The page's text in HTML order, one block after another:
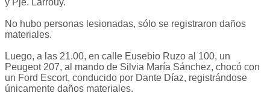
y Pje. Larrouy.
No hubo personas lesionadas, sólo se registraron daños
materiales.
Luego, a las 21.00, en calle Eusebio Ruzo al 100, un
Peugeot 207, al mando de Silvia María Sánchez, chocó con
un Ford Escort, conducido por Dante Díaz, registrándose
únicamente daños materiales.